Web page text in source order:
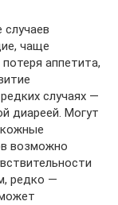
чаще
аппетита,
случаях —
диареей. Могут
кожные
возможно
редко —